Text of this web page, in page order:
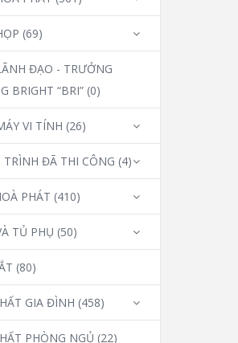
(69)
ĐẠO - TRƯỞNG
BRIGHT “BRI” (0)
VI TÍNH (26)
TRÌNH ĐÃ THI CÔNG (4)
PHÁT (410)
TỦ PHỤ (50)
(80)
GIA ĐÌNH (458)
PHÒNG NGỦ (22)